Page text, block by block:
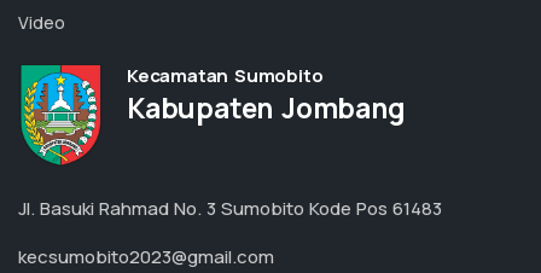
Video
Kecamatan Sumobito
Kabupaten Jombang
Jl. Basuki Rahmad No. 3 Sumobito Kode Pos 61483
kecsumobito2023@gmail.com